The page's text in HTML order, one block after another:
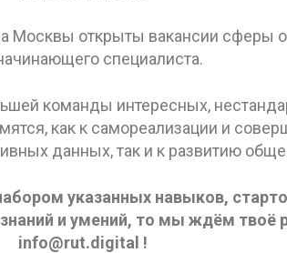
Москвы открыты вакансии сферы
специалиста.
команды интересных,
как к самореализации и
данных, так и к развитию
указанных навыков,
и умений, то мы ждём твоё
info@rut.digital !